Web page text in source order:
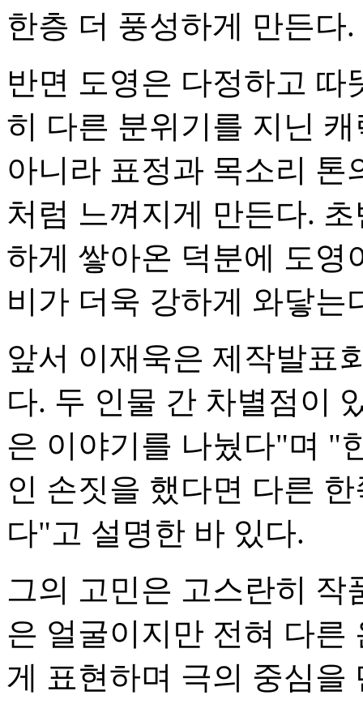
한층 더 풍성하게 만든다.
반면 도영은 다정하고
히 다른 분위기를 지닌
아니라 표정과 목소리 톤
처럼 느껴지게 만든다.
하게 쌓아온 덕분에 도영
비가 더욱 강하게 와닿는
앞서 이재욱은 제작발표
다. 두 인물 간 차별점이
은 이야기를 나눴다"며 "
인 손짓을 했다면 다른
다"고 설명한 바 있다.
그의 고민은 고스란히 작
은 얼굴이지만 전혀 다른
게 표현하며 극의 중심을